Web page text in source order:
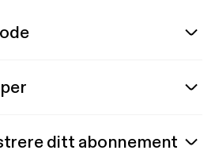
ditt abonnement